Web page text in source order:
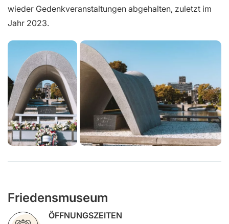
wieder Gedenkveranstaltungen abgehalten, zuletzt im
Jahr 2023.
Friedensmuseum
ÖFFNUNGSZEITEN